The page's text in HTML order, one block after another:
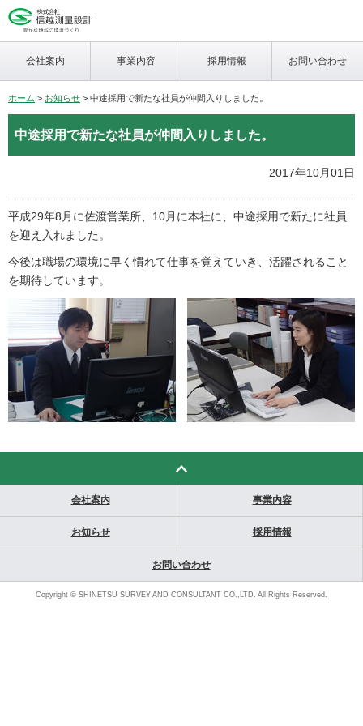
会社案内 事業内容 採用情報 お問い合わせ
ホーム > お知らせ > 中途採用で新たな社員が仲間入りしました。
中途採用で新たな社員が仲間入りしました。
2017年10月01日
平成29年8月に佐渡営業所、10月に本社に、中途採用で新たに社員
を迎え入れました。
今後は職場の環境に早く慣れて仕事を覚えていき、活躍されること
を期待しています。
会社案内 事業内容
お知らせ 採用情報
お問い合わせ
Copyright © SHINETSU SURVEY AND CONSULTANT CO.,LTD. All Rights Reserved.